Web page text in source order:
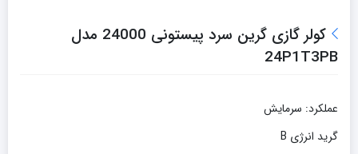
کولر گازی گرین سرد پیستونی 24000 مدل
24P1T3PB
عملکرد: سرمايش
گرید انرژی B